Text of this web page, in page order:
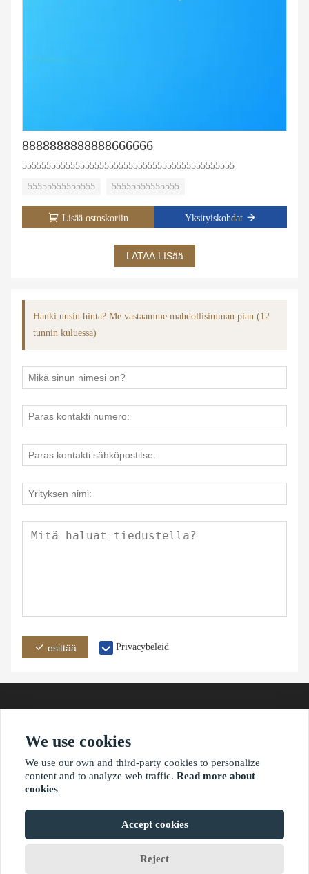
8888888888888666666
55555555555555555555555555555555555555555555
55555555555555
55555555555555
Lisää ostoskoriin Yksityiskohdat
LATAA LISää
Hanki uusin hinta? Me vastaamme mahdollisimman pian (12
tunnin kuluessa)
esittää Privacybeleid
osoite
?2021 waimaoniu.net
We use cookies
We use our own and third-party cookies to personalize
content and to analyze web traffic. Read more about
cookies
Accept cookies
Reject